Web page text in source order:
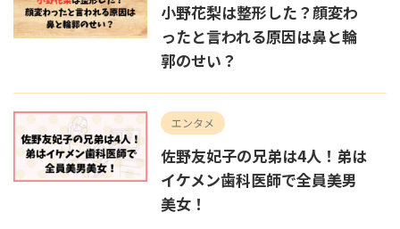
小野花梨は整形した？顔変わ
ったと言われる原因は鼻と輪
郭のせい？
エンタメ
佐野友妃子の兄弟は4人！弟は
イケメン歯科医師で全員美男
美女！